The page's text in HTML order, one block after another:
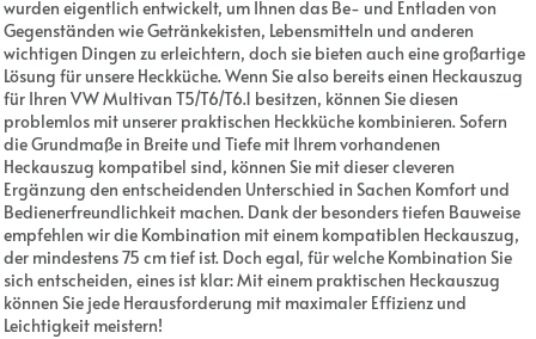
wurden eigentlich entwickelt, um Ihnen das Be- und Entladen von
Gegenständen wie Getränkekisten, Lebensmitteln und anderen
wichtigen Dingen zu erleichtern, doch sie bieten auch eine großartige
Lösung für unsere Heckküche. Wenn Sie also bereits einen Heckauszug
für Ihren VW Multivan T5/T6/T6.1 besitzen, können Sie diesen
problemlos mit unserer praktischen Heckküche kombinieren. Sofern
die Grundmaße in Breite und Tiefe mit Ihrem vorhandenen
Heckauszug kompatibel sind, können Sie mit dieser cleveren
Ergänzung den entscheidenden Unterschied in Sachen Komfort und
Bedienerfreundlichkeit machen. Dank der besonders tiefen Bauweise
empfehlen wir die Kombination mit einem kompatiblen Heckauszug,
der mindestens 75 cm tief ist. Doch egal, für welche Kombination Sie
sich entscheiden, eines ist klar: Mit einem praktischen Heckauszug
können Sie jede Herausforderung mit maximaler Effizienz und
Leichtigkeit meistern!